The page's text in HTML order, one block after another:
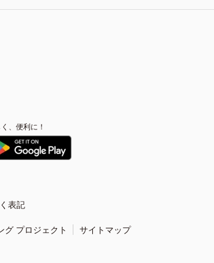
、便利に！
表記
グ プロジェクト サイトマップ